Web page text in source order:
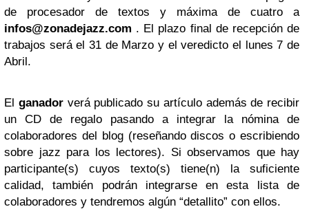
de procesador de textos y máxima de cuatro a
infos@zonadejazz.com . El plazo final de recepción de
trabajos será el 31 de Marzo y el veredicto el lunes 7 de
Abril.
El ganadorverá publicado su artículo además de recibir
un CD de regalo pasando a integrar la nómina de
colaboradores del blog (reseñando discos o escribiendo
sobre jazz para los lectores). Si observamos que hay
participante(s) cuyos texto(s) tiene(n) la suficiente
calidad, también podrán integrarse en esta lista de
colaboradores y tendremos algún “detallito” con ellos.